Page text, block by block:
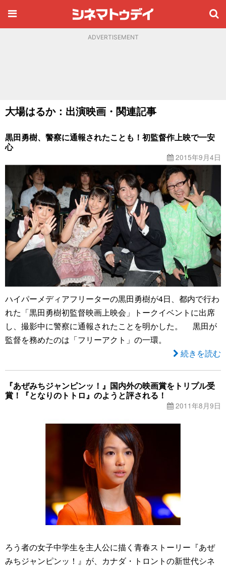
ADVERTISEMENT
大場はるか：出演映画・関連記事
黒田勇樹、警察に通報されたことも！初監督作上映で一安
心
2015年9月4日
ハイパーメディアフリーターの黒田勇樹が4日、都内で行わ
れた「黒田勇樹初監督映画上映会」トークイベントに出席
し、撮影中に警察に通報されたことを明かした。 黒田が
監督を務めたのは「フリーアクト」の一環。
続きを読む
『あぜみちジャンピンッ！』国内外の映画賞をトリプル受
賞！『となりのトトロ』のようと評される！
2011年8月9日
ろう者の女子中学生を主人公に描く青春ストーリー『あぜ
みちジャンピンッ！』が、カナダ・トロントの新世代シネ